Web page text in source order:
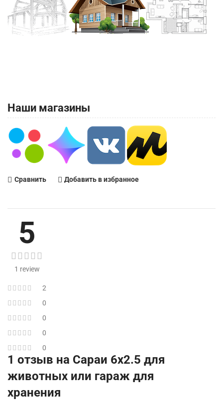
Наши магазины
Сравнить Добавить в избранное
5
1 review
2
0
0
0
0
1 отзыв на Сараи 6х2.5 для
животных или гараж для
хранения